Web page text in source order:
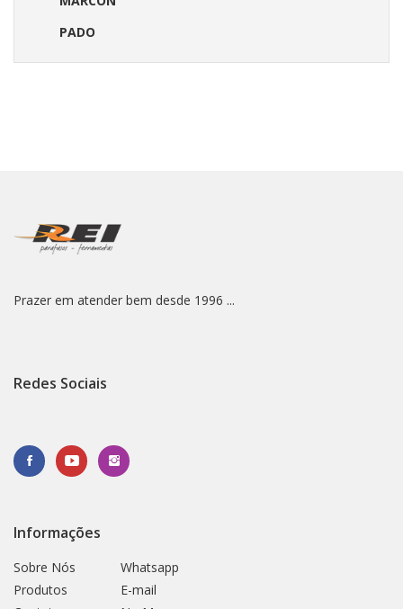
PADO
Prazer em atender bem desde 1996 ...
Redes Sociais
Informações
Sobre Nós
Produtos
Whatsapp
E-mail